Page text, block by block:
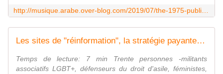
Les sites de "réinformation", la stratégie payante de l'extrême droite sur internet
Temps de lecture: 7 min Trente personnes -militants
associatifs LGBT+, défenseurs du droit d'asile, féministes,